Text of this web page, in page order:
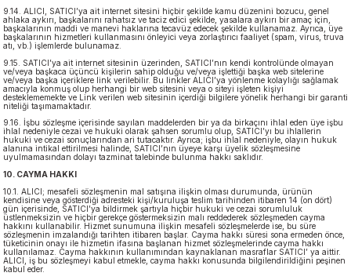
9.14. ALICI, SATICI’ya ait internet sitesini hiçbir şekilde kamu düzenini bozucu, genel
ahlaka aykırı, başkalarını rahatsız ve taciz edici şekilde, yasalara aykırı bir amaç için,
başkalarının maddi ve manevi haklarına tecavüz edecek şekilde kullanamaz. Ayrıca, üye
başkalarının hizmetleri kullanmasını önleyici veya zorlaştırıcı faaliyet (spam, virus, truva
atı, vb.) işlemlerde bulunamaz.
9.15. SATICI’ya ait internet sitesinin üzerinden, SATICI’nın kendi kontrolünde olmayan
ve/veya başkaca üçüncü kişilerin sahip olduğu ve/veya işlettiği başka web sitelerine
ve/veya başka içeriklere link verilebilir. Bu linkler ALICI’ya yönlenme kolaylığı sağlamak
amacıyla konmuş olup herhangi bir web sitesini veya o siteyi işleten kişiyi
desteklememekte ve Link verilen web sitesinin içerdiği bilgilere yönelik herhangi bir garanti
niteliği taşımamaktadır.
9.16. İşbu sözleşme içerisinde sayılan maddelerden bir ya da birkaçını ihlal eden üye işbu
ihlal nedeniyle cezai ve hukuki olarak şahsen sorumlu olup, SATICI’yı bu ihlallerin
hukuki ve cezai sonuçlarından ari tutacaktır. Ayrıca; işbu ihlal nedeniyle, olayın hukuk
alanına intikal ettirilmesi halinde, SATICI’nın üyeye karşı üyelik sözleşmesine
uyulmamasından dolayı tazminat talebinde bulunma hakkı saklıdır.
10. CAYMA HAKKI
10.1. ALICI; mesafeli sözleşmenin mal satışına ilişkin olması durumunda, ürünün
kendisine veya gösterdiği adresteki kişi/kuruluşa teslim tarihinden itibaren 14 (on dört)
gün içerisinde, SATICI’ya bildirmek şartıyla hiçbir hukuki ve cezai sorumluluk
üstlenmeksizin ve hiçbir gerekçe göstermeksizin malı reddederek sözleşmeden cayma
hakkını kullanabilir. Hizmet sunumuna ilişkin mesafeli sözleşmelerde ise, bu süre
sözleşmenin imzalandığı tarihten itibaren başlar. Cayma hakkı süresi sona ermeden önce,
tüketicinin onayı ile hizmetin ifasına başlanan hizmet sözleşmelerinde cayma hakkı
kullanılamaz. Cayma hakkının kullanımından kaynaklanan masraflar SATICI’ ya aittir.
ALICI, iş bu sözleşmeyi kabul etmekle, cayma hakkı konusunda bilgilendirildiğini peşinen
kabul eder.